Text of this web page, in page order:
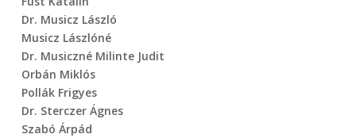
Dr. Musicz László
Musicz Lászlóné
Dr. Musiczné Milinte Judit
Orbán Miklós
Pollák Frigyes
Dr. Sterczer Ágnes
Szabó Árpád